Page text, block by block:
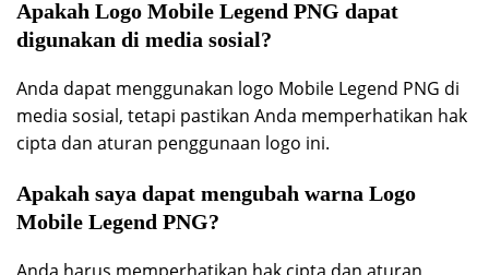
Apakah Logo Mobile Legend PNG dapat
digunakan di media sosial?
Anda dapat menggunakan logo Mobile Legend PNG di
media sosial, tetapi pastikan Anda memperhatikan hak
cipta dan aturan penggunaan logo ini.
Apakah saya dapat mengubah warna Logo
Mobile Legend PNG?